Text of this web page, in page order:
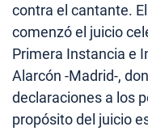
contra el cantante.
comenzó el juicio
Primera Instancia e
Alarcón -Madrid-,
declaraciones a los
propósito del juicio